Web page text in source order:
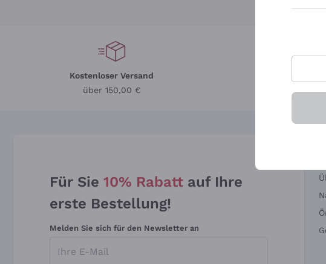
Kostenloser Versand
über 150,00 €
in
Für Sie 10% Rabatt auf Ihre
erste Bestellung!
Melden Sie sich für den Newsletter an